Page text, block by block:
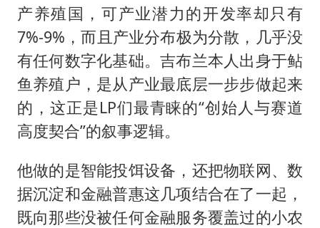
产养殖国，可产业潜力的开发率却只有
7%-9%，而且产业分布极为分散，几乎没
有任何数字化基础。吉布兰本人出身于鲇
鱼养殖户，是从产业最底层一步步做起来
的，这正是LP们最青睐的“创始人与赛道
高度契合”的叙事逻辑。
他做的是智能投饵设备，还把物联网、数
据沉淀和金融普惠这几项结合在了一起，
既向那些没被任何金融服务覆盖过的小农